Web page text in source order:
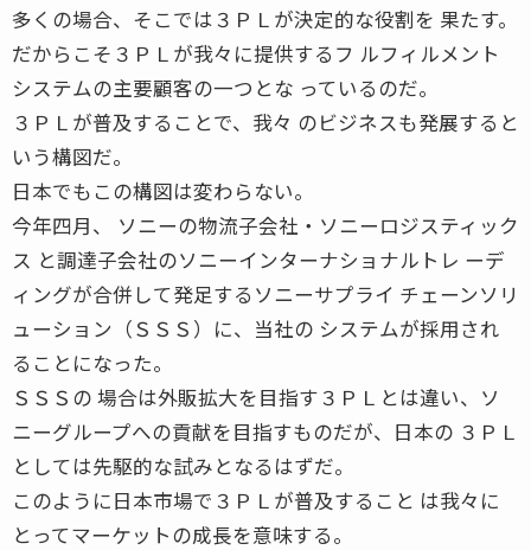
多くの場合、そこでは３ＰＬが決定的な役割を 果たす。
だからこそ３ＰＬが我々に提供するフ ルフィルメント
システムの主要顧客の一つとな っているのだ。
３ＰＬが普及することで、我々 のビジネスも発展すると
いう構図だ。
日本でもこの構図は変わらない。
今年四月、 ソニーの物流子会社・ソニーロジスティック
ス と調達子会社のソニーインターナショナルトレ ーデ
ィングが合併して発足するソニーサプライ チェーンソリ
ューション（ＳＳＳ）に、当社の システムが採用され
ることになった。
ＳＳＳの 場合は外販拡大を目指す３ＰＬとは違い、ソ
ニーグループへの貢献を目指すものだが、日本の ３ＰＬ
としては先駆的な試みとなるはずだ。
このように日本市場で３ＰＬが普及すること は我々に
とってマーケットの成長を意味する。